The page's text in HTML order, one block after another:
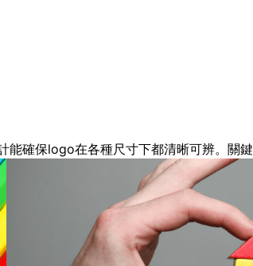
能確保logo在各種尺寸下都清晰可辨。關